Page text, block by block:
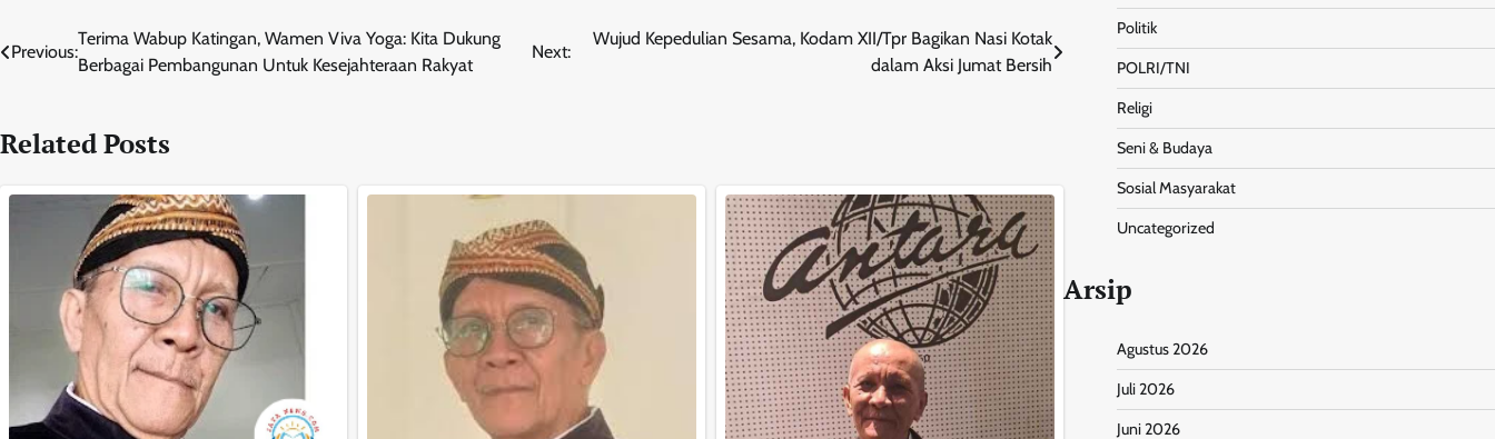
Navigasi
Previous:
Terima Wabup Katingan, Wamen Viva Yoga: Kita Dukung
Berbagai Pembangunan Untuk Kesejahteraan Rakyat
Next:
Wujud Kepedulian Sesama, Kodam XII/Tpr Bagikan Nasi Kotak
dalam Aksi Jumat Bersih
Related Posts
Politik
POLRI/TNI
Religi
Seni & Budaya
Sosial Masyarakat
Uncategorized
Arsip
Agustus 2026
Juli 2026
Juni 2026